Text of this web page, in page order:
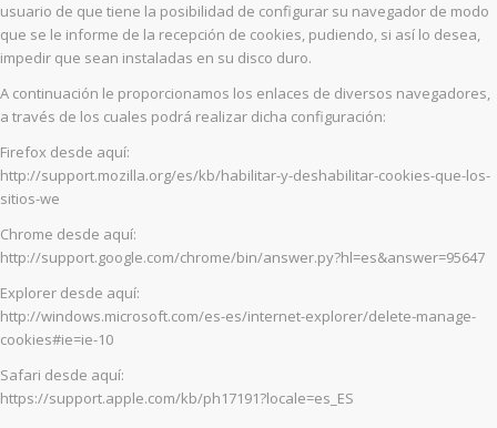
usuario de que tiene la posibilidad de configurar su navegador de modo
que se le informe de la recepción de cookies, pudiendo, si así lo desea,
impedir que sean instaladas en su disco duro.
A continuación le proporcionamos los enlaces de diversos navegadores,
a través de los cuales podrá realizar dicha configuración:
Firefox desde aquí:
http://support.mozilla.org/es/kb/habilitar-y-deshabilitar-cookies-que-los-
sitios-we
Chrome desde aquí:
http://support.google.com/chrome/bin/answer.py?hl=es&answer=95647
Explorer desde aquí:
http://windows.microsoft.com/es-es/internet-explorer/delete-manage-
cookies#ie=ie-10
Safari desde aquí:
https://support.apple.com/kb/ph17191?locale=es_ES